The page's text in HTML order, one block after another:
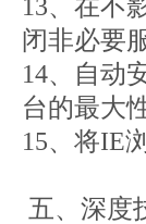
13、在不
闭非必要
14、自动
台的最大
15、将IE
五、深度